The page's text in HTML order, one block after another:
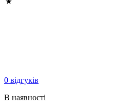
0 відгуків
В наявності